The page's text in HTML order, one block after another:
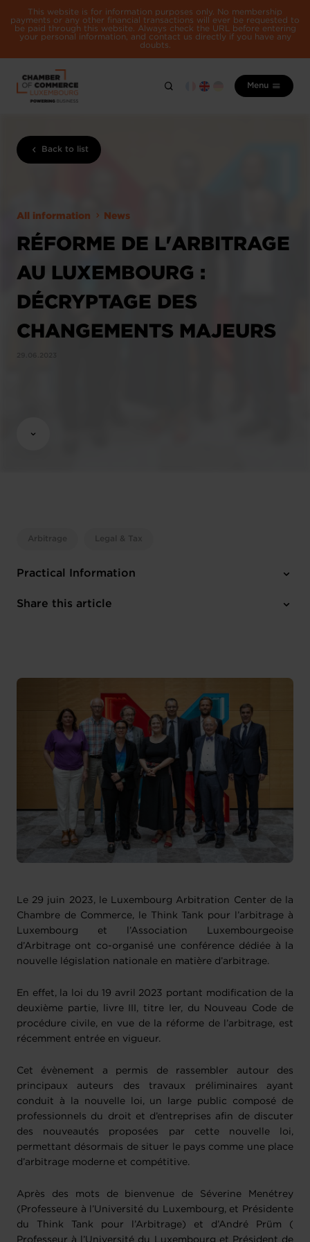
This website is for information purposes only. No membership
payments or any other financial transactions will ever be requested to
be paid through this website. Always check the URL before entering
your personal information, and contact us directly if you have any
doubts.
Menu
Back to list
All information News
RÉFORME DE L'ARBITRAGE
AU LUXEMBOURG :
DÉCRYPTAGE DES
CHANGEMENTS MAJEURS
Arbitrage Legal & Tax
Practical Information
3 attachments
Share this article
Le 29 juin 2023, le Luxembourg Arbitration Center de la
Chambre de Commerce, le Think Tank pour l’arbitrage à
Luxembourg et l’Association Luxembourgeoise
d’Arbitrage ont co-organisé une conférence dédiée à la
nouvelle législation nationale en matière d’arbitrage.
En effet, la loi du 19 avril 2023 portant modification de la
deuxième partie, livre III, titre Ier, du Nouveau Code de
procédure civile, en vue de la réforme de l’arbitrage, est
récemment entrée en vigueur.
Cet évènement a permis de rassembler autour des
principaux auteurs des travaux préliminaires ayant
conduit à la nouvelle loi, un large public composé de
professionnels du droit et d’entreprises afin de discuter
des nouveautés proposées par cette nouvelle loi,
permettant désormais de situer le pays comme une place
d’arbitrage moderne et compétitive.
Après des mots de bienvenue de Séverine Menétrey
(Professeure à l’Université du Luxembourg, et Présidente
du Think Tank pour l’Arbitrage) et d’André Prüm (
Professeur à l’Université du Luxembourg et Président de